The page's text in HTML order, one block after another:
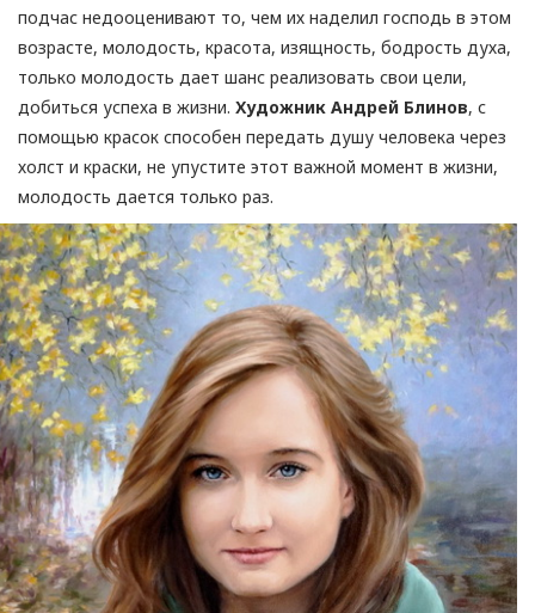
подчас недооценивают то, чем их наделил господь в этом
возрасте, молодость, красота, изящность, бодрость духа,
только молодость дает шанс реализовать свои цели,
добиться успеха в жизни. Художник Андрей Блинов, с
помощью красок способен передать душу человека через
холст и краски, не упустите этот важной момент в жизни,
молодость дается только раз.